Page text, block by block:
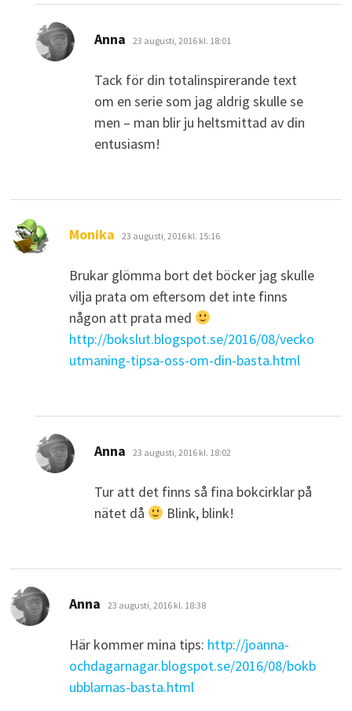
Anna skriver:
23 augusti, 2016 kl. 18:01
Tack för din totalinspirerande text
om en serie som jag aldrig skulle se
men – man blir ju heltsmittad av din
entusiasm!
Monika skriver:
23 augusti, 2016 kl. 15:16
Brukar glömma bort det böcker jag skulle
vilja prata om eftersom det inte finns
någon att prata med
http://bokslut.blogspot.se/2016/08/vecko
utmaning-tipsa-oss-om-din-basta.html
Anna skriver:
23 augusti, 2016 kl. 18:02
Tur att det finns så fina bokcirklar på
nätet då
Blink, blink!
Anna skriver:
23 augusti, 2016 kl. 18:38
Här kommer mina tips: http://joanna-
ochdagarnagar.blogspot.se/2016/08/bokb
ubblarnas-basta.html